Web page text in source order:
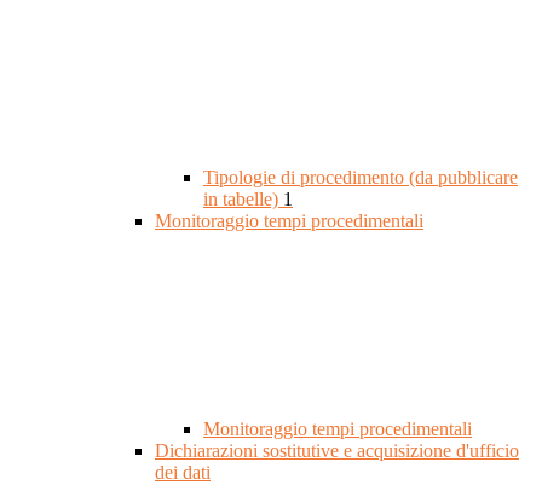
Tipologie di procedimento (da pubblicare
in tabelle) 1
Monitoraggio tempi procedimentali
Monitoraggio tempi procedimentali
Dichiarazioni sostitutive e acquisizione d'ufficio
dei dati